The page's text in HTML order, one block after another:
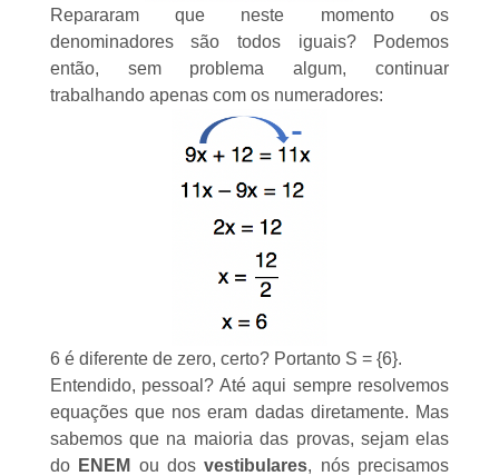
Repararam que neste momento os
denominadores são todos iguais? Podemos
então, sem problema algum, continuar
trabalhando apenas com os numeradores:
6 é diferente de zero, certo? Portanto S = {6}.
Entendido, pessoal? Até aqui sempre resolvemos
equações que nos eram dadas diretamente. Mas
sabemos que na maioria das provas, sejam elas
do ENEM ou dosvestibulares, nós precisamos